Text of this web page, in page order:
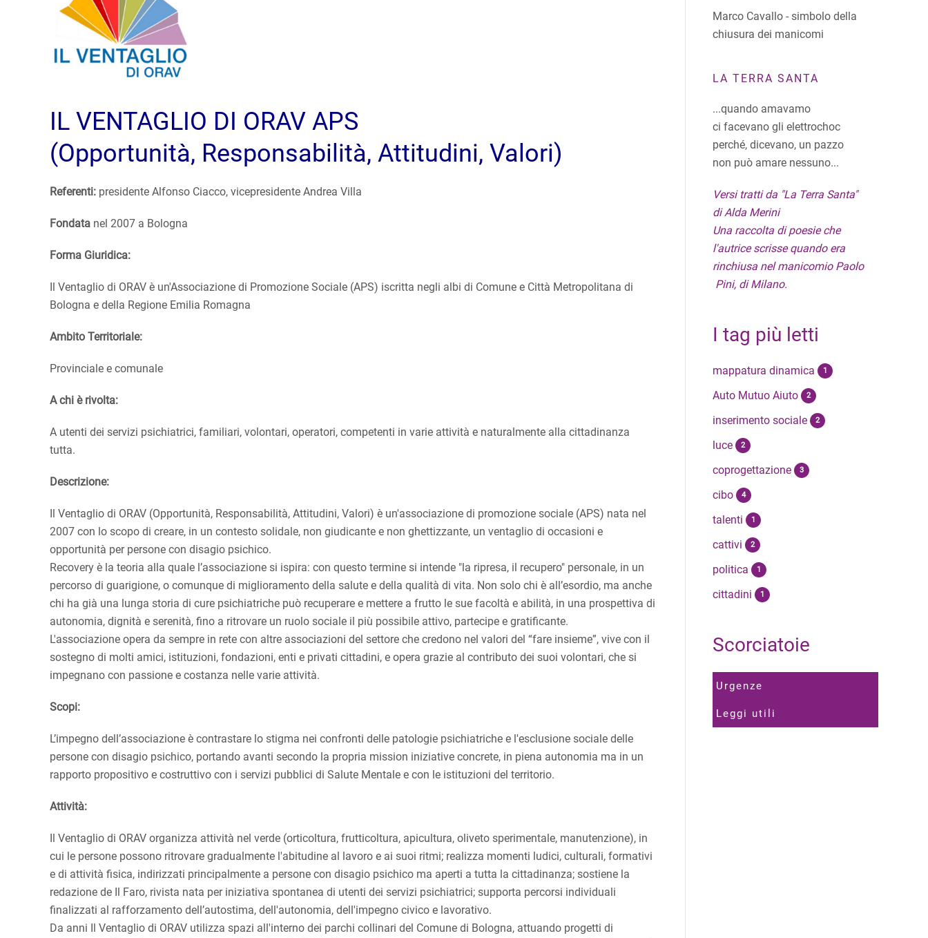
IL VENTAGLIO DI ORAV APS
(Opportunità, Responsabilità, Attitudini, Valori)
Referenti: presidente Alfonso Ciacco, vicepresidente Andrea Villa
Fondata nel 2007 a Bologna
Forma Giuridica:
Il Ventaglio di ORAV è un'Associazione di Promozione Sociale (APS) iscritta negli albi di Comune e Città Metropolitana di
Bologna e della Regione Emilia Romagna
Ambito Territoriale:
Provinciale e comunale
A chi è rivolta:
A utenti dei servizi psichiatrici, familiari, volontari, operatori, competenti in varie attività e naturalmente alla cittadinanza
tutta.
Descrizione:
Il Ventaglio di ORAV (Opportunità, Responsabilità, Attitudini, Valori) è un'associazione di promozione sociale (APS) nata nel
2007 con lo scopo di creare, in un contesto solidale, non giudicante e non ghettizzante, un ventaglio di occasioni e
opportunità per persone con disagio psichico.
Recovery è la teoria alla quale l’associazione si ispira: con questo termine si intende "la ripresa, il recupero" personale, in un
percorso di guarigione, o comunque di miglioramento della salute e della qualità di vita. Non solo chi è all’esordio, ma anche
chi ha già una lunga storia di cure psichiatriche può recuperare e mettere a frutto le sue facoltà e abilità, in una prospettiva di
autonomia, dignità e serenità, fino a ritrovare un ruolo sociale il più possibile attivo, partecipe e gratificante.
L'associazione opera da sempre in rete con altre associazioni del settore che credono nel valori del “fare insieme”, vive con il
sostegno di molti amici, istituzioni, fondazioni, enti e privati cittadini, e opera grazie al contributo dei suoi volontari, che si
impegnano con passione e costanza nelle varie attività.
Scopi:
L’impegno dell’associazione è contrastare lo stigma nei confronti delle patologie psichiatriche e l'esclusione sociale delle
persone con disagio psichico, portando avanti secondo la propria mission iniziative concrete, in piena autonomia ma in un
rapporto propositivo e costruttivo con i servizi pubblici di Salute Mentale e con le istituzioni del territorio.
Attività:
Il Ventaglio di ORAV organizza attività nel verde (orticoltura, frutticoltura, apicultura, oliveto sperimentale, manutenzione), in
cui le persone possono ritrovare gradualmente l'abitudine al lavoro e ai suoi ritmi; realizza momenti ludici, culturali, formativi
e di attività fisica, indirizzati principalmente a persone con disagio psichico ma aperti a tutta la cittadinanza; sostiene la
redazione de Il Faro, rivista nata per iniziativa spontanea di utenti dei servizi psichiatrici; supporta percorsi individuali
finalizzati al rafforzamento dell’autostima, dell'autonomia, dell'impegno civico e lavorativo.
Da anni Il Ventaglio di ORAV utilizza spazi all'interno dei parchi collinari del Comune di Bologna, attuando progetti di
Marco Cavallo - simbolo della
chiusura dei manicomi
LA TERRA SANTA
...quando amavamo
ci facevano gli elettrochoc
perché, dicevano, un pazzo
non può amare nessuno...
Versi tratti da "La Terra Santa"
di Alda Merini
Una raccolta di poesie che
l'autrice scrisse quando era
rinchiusa nel manicomio Paolo
Pini, di Milano.
I tag più letti
mappatura dinamica 1
Auto Mutuo Aiuto 2
inserimento sociale 2
luce 2
coprogettazione 3
cibo 4
talenti 1
cattivi 2
politica 1
cittadini 1
Scorciatoie
Urgenze
Leggi utili